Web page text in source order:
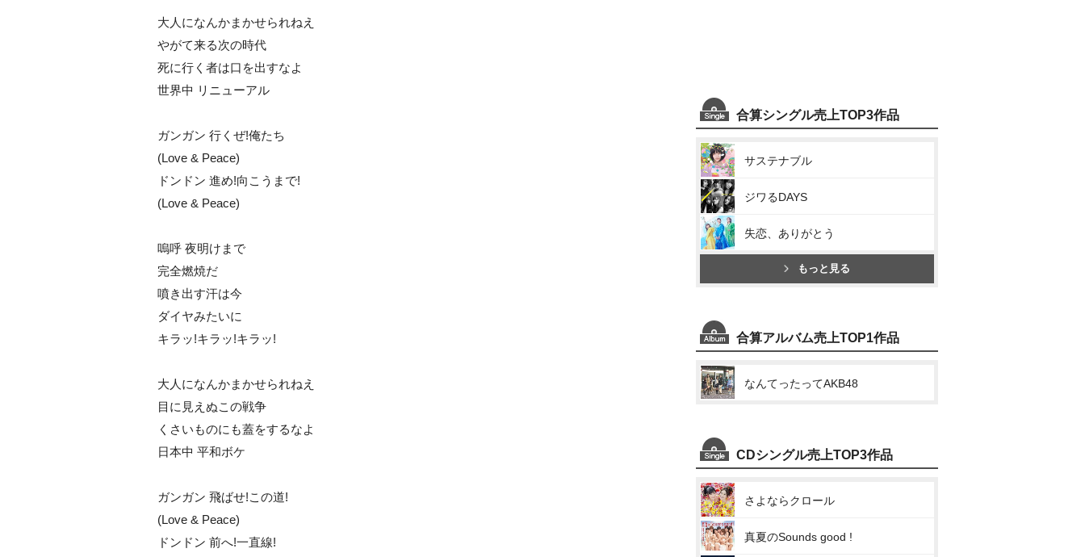
大人になんかまかせられねえ
がて来る次の時代
死に行く者は口を出すなよ
世界中 リニューアル
ガンガン 行くぜ!俺たち
(Love & Peace)
ドンドン 進め!向こうまで!
(Love & Peace)
嗚呼 夜明けまで
完全燃焼だ
噴き出す汗は今
ダイヤみたいに
キラッ!キラッ!キラッ!
大人になんかまかせられねえ
目に見えぬこの戦争
くさいものにも蓋をするなよ
日本中 平和ボケ
ガンガン 飛ばせ!この道!
(Love & Peace)
ドンドン 前へ!一直線!
合算シングル売上TOP3作品
サステナブル
ジワるDAYS
失恋、ありがとう
もっと見る
合算アルバム売上TOP1作品
なんてったってAKB48
CDシングル売上TOP3作品
さよならクロール
真夏のSounds good !